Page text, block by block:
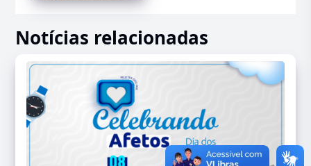
Notícias relacionadas